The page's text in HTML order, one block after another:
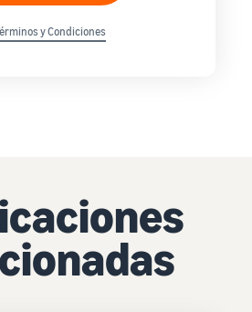
y Condiciones